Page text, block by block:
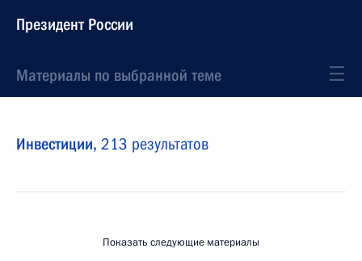
Президент России
Материалы по выбранной теме
Инвестиции, 213 результатов
Показать следующие материалы